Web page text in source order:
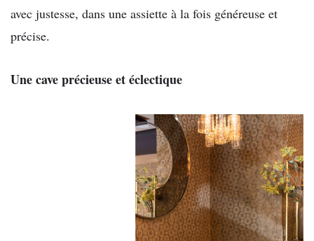
avec justesse, dans une assiette à la fois généreuse et
précise.
Une cave précieuse et éclectique